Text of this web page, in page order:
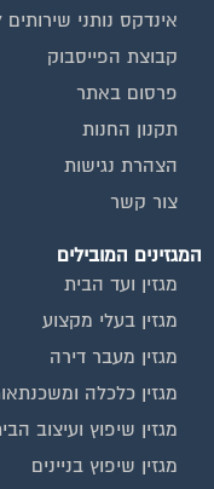
אינדקס נותני שירותים
קבוצת הפייסבוק
פרסום באתר
תקנון החנות
הצהרת נגישות
צור קשר
המגזינים המובילים
מגזין ועד הבית
מגזין בעלי מקצוע
מגזין מעבר דירה
מגזין כלכלה
מגזין שיפוץ ועיצוב
מגזין שיפוץ בניינים